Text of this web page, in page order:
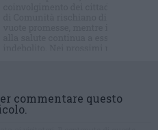
commentare questo